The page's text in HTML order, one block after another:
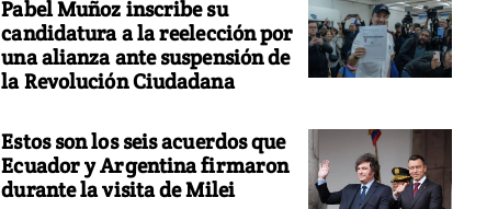
Pabel Muñoz inscribe su
candidatura a la reelección por
una alianza ante suspensión de
la Revolución Ciudadana
Estos son los seis acuerdos que
Ecuador y Argentina firmaron
durante la visita de Milei